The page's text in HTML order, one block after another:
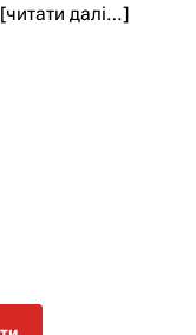
[читати далі…]